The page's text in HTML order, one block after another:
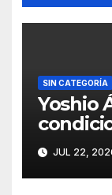
SIN CATEGORÍA
Yoshio
figura
JUL 22,